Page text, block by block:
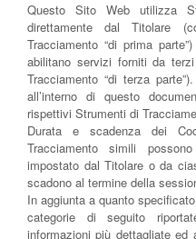
Questo Sito Web utilizza
direttamente dal Titolare
Tracciamento “di prima
abilitano servizi forniti da
Tracciamento “di terza
all’interno di questo
rispettivi Strumenti di
Durata e scadenza dei
Tracciamento simili
impostato dal Titolare o da
scadono al termine della
In aggiunta a quanto
categorie di seguito
informazioni più dettagliate